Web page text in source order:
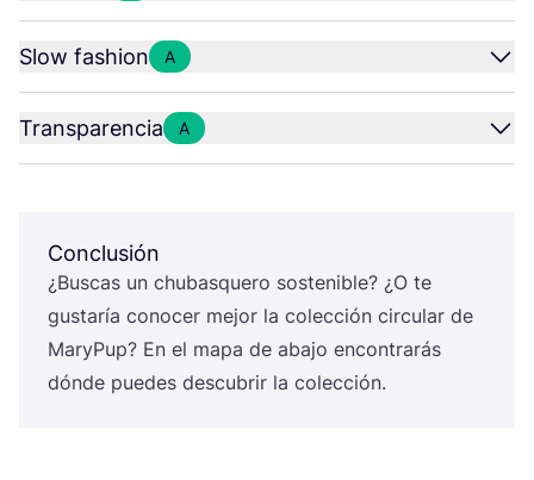
Slow fashion A
Transparencia A
Conclusión
¿Bus­cas un chu­bas­que­ro sos­te­ni­ble? ¿O te
gus­ta­ría cono­cer mejor la colec­ción cir­cu­lar de
Mary­Pup? En el mapa de aba­jo encon­tra­rás
dón­de pue­des des­cu­brir la colección.